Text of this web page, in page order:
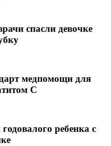
спасли девочке
медпомощи для
С
ребенка с